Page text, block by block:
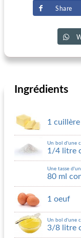
Share
Ingrédients
1
Un bol d'une
1/4 litre
Une tasse
80 ml
1 oeuf
Un bol d'une
3/8 litre